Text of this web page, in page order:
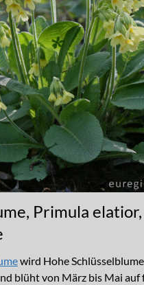
Primula
wird Hohe
blüht von März bis Mai auf